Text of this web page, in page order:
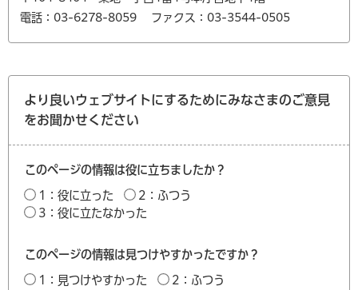
電話：03-6278-8059
ファクス：03-3544-0505
より良いウェブサイトにするためにみなさまのご意見
をお聞かせください
このページの情報は役に立ちましたか？
1：役に立った
2：ふつう
3：役に立たなかった
このページの情報は見つけやすかったですか？
1：見つけやすかった
2：ふつう